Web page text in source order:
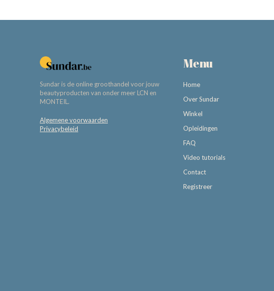
Sundar is de online groothandel voor jouw
beautyproducten van onder meer LCN en
MONTEIL.
Algemene voorwaarden
Privacybeleid
Menu
Home
Over Sundar
Winkel
Opleidingen
FAQ
Video tutorials
Contact
Registreer